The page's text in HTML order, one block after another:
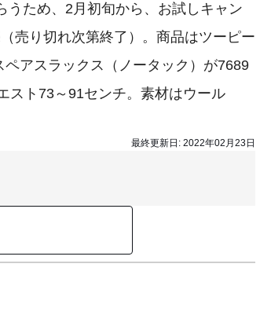
ため、2月初旬から、お試しキャン
売り切れ次第終了）。商品はツーピー
アスラックス（ノータック）が7689
スト73～91センチ。素材はウール
最終更新日: 2022年02月23日